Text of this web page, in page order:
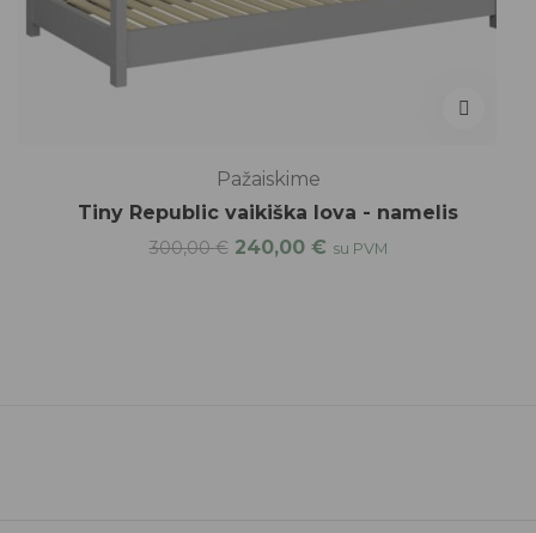
Pažaiskime
Tiny Republic vaikiška lova - namelis
300,00€ 240,00 € su PVM